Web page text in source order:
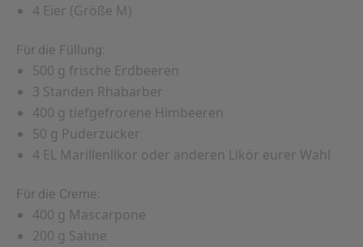
4 Eier (Größe M)
Für die Füllung:
500 g frische Erdbeeren
3 Standen Rhabarber
400 g tiefgefrorene Himbeeren
50 g Puderzucker
4 EL Marillenlikör oder anderen Likör eurer Wahl
Für die Creme:
400 g Mascarpone
200 g Sahne